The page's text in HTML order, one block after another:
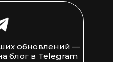
обновлений —
блог в Telegram